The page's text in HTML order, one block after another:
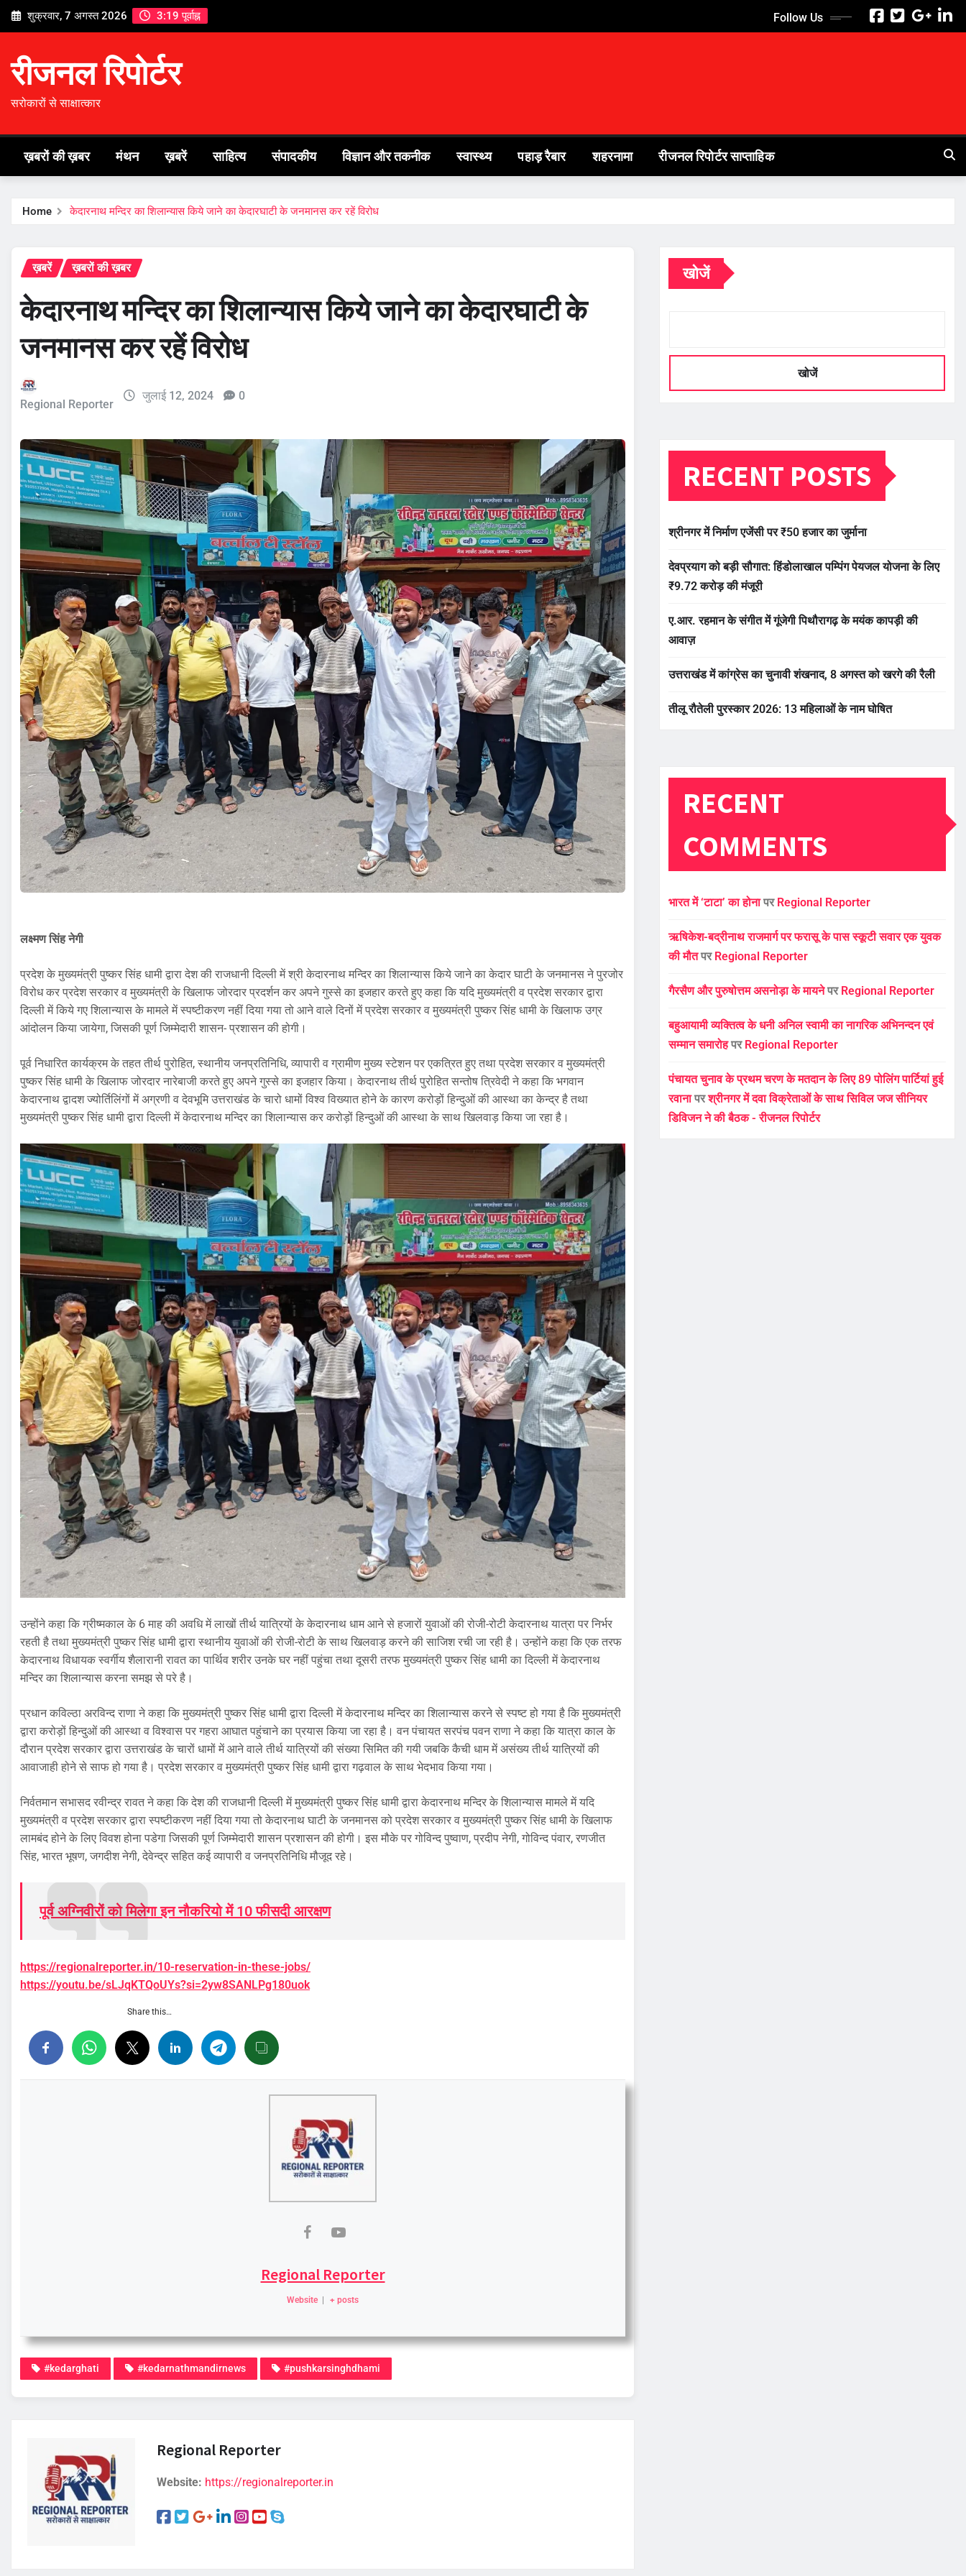
Skip
शुक्रवार, 7 अगस्त 2026 3:19 पूर्वाह्न Follow Us
रीजनल रिपोर्टर
सरोकारों से साक्षात्कार
ख़बरों की ख़बर मंथन ख़बरें साहित्य संपादकीय विज्ञान और तकनीक स्वास्थ्य पहाड़ रैबार शहरनामा रीजनल रिपोर्टर साप्ताहिक
Home केदारनाथ मन्दिर का शिलान्यास किये जाने का केदारघाटी के जनमानस कर रहें विरोध
ख़बरें ख़बरों की ख़बर
केदारनाथ मन्दिर का शिलान्यास किये जाने का केदारघाटी के
जनमानस कर रहें विरोध
Regional Reporter
जुलाई 12, 2024 0
लक्ष्मण सिंह नेगी
प्रदेश के मुख्यमंत्री पुष्कर सिंह धामी द्वारा देश की राजधानी दिल्ली में श्री केदारनाथ मन्दिर का शिलान्यास किये जाने का केदार घाटी के जनमानस ने पुरजोर
विरोध कर प्रदेश सरकार व मुख्यमंत्री के खिलाफ जोरदार प्रदर्शन कर अपने गुस्से का इजहार करते हुए कहा कि यदि मुख्यमंत्री व प्रदेश सरकार द्वारा
दिल्ली में किये गए शिलान्यास के मामले में स्पष्टीकरण नहीं दिया गया तो आने वाले दिनों में प्रदेश सरकार व मुख्यमंत्री पुष्कर सिंह धामी के खिलाफ उग्र
आंदोलन किया जायेगा, जिसकी पूर्ण जिम्मेदारी शासन- प्रशासन की होगी।
पूर्व निधारित कार्यक्रम के तहत तीर्थ पुरोहित, स्थानीय जनप्रतिनिधि, व्यापारी व ग्रामीण मुख्य स्टेशन पर एकत्रित हुए तथा प्रदेश सरकार व मुख्यमंत्री
पुष्कर सिंह धामी के खिलाफ जोरदार नारेबाजी करते हुए अपने गुस्से का इजहार किया। केदारनाथ तीर्थ पुरोहित सन्तोष त्रिवेदी ने कहा कि भगवान
केदारनाथ द्वादश ज्योर्तिलिंगों में अग्रणी व देवभूमि उत्तराखंड के चारो धामों विश्व विख्यात होने के कारण करोड़ों हिन्दुओं की आस्था का केन्द्र है तथा
मुख्यमंत्री पुष्कर सिंह धामी द्वारा दिल्ली में केदारनाथ मन्दिर का शिलान्यास कर करोड़ों हिन्दुओं की आस्था के साथ खिलवाड़ किया जा रहा है।
उन्होंने कहा कि ग्रीष्मकाल के 6 माह की अवधि में लाखों तीर्थ यात्रियों के केदारनाथ धाम आने से हजारों युवाओं की रोजी-रोटी केदारनाथ यात्रा पर निर्भर
रहती है तथा मुख्यमंत्री पुष्कर सिंह धामी द्वारा स्थानीय युवाओं की रोजी-रोटी के साथ खिलवाड़ करने की साजिश रची जा रही है। उन्होंने कहा कि एक तरफ
केदारनाथ विधायक स्वर्गीय शैलारानी रावत का पार्थिव शरीर उनके घर नहीं पहुंचा तथा दूसरी तरफ मुख्यमंत्री पुष्कर सिंह धामी का दिल्ली में केदारनाथ
मन्दिर का शिलान्यास करना समझ से परे है।
प्रधान कविल्ठा अरविन्द राणा ने कहा कि मुख्यमंत्री पुष्कर सिंह धामी द्वारा दिल्ली में केदारनाथ मन्दिर का शिलान्यास करने से स्पष्ट हो गया है कि मुख्यमंत्री
द्वारा करोड़ों हिन्दुओं की आस्था व विश्वास पर गहरा आघात पहुंचाने का प्रयास किया जा रहा है। वन पंचायत सरपंच पवन राणा ने कहा कि यात्रा काल के
दौरान प्रदेश सरकार द्वारा उत्तराखंड के चारों धामों में आने वाले तीर्थ यात्रियों की संख्या सिमित की गयी जबकि कैची धाम में असंख्य तीर्थ यात्रियों की
आवाजाही होने से साफ हो गया है। प्रदेश सरकार व मुख्यमंत्री पुष्कर सिंह धामी द्वारा गढ़वाल के साथ भेदभाव किया गया।
निर्वतमान सभासद रवीन्द्र रावत ने कहा कि देश की राजधानी दिल्ली में मुख्यमंत्री पुष्कर सिंह धामी द्वारा केदारनाथ मन्दिर के शिलान्यास मामले में यदि
मुख्यमंत्री व प्रदेश सरकार द्वारा स्पष्टीकरण नहीं दिया गया तो केदारनाथ घाटी के जनमानस को प्रदेश सरकार व मुख्यमंत्री पुष्कर सिंह धामी के खिलाफ
लामबंद होने के लिए विवश होना पडेगा जिसकी पूर्ण जिम्मेदारी शासन प्रशासन की होगी। इस मौके पर गोविन्द पुष्वाण, प्रदीप नेगी, गोविन्द पंवार, रणजीत
सिंह, भारत भूषण, जगदीश नेगी, देवेन्द्र सहित कई व्यापारी व जनप्रतिनिधि मौजूद रहे।
पूर्व अग्निवीरों को मिलेगा इन नौकरियो में 10 फीसदी आरक्षण
https://regionalreporter.in/10-reservation-in-these-jobs/
https://youtu.be/sLJqKTQoUYs?si=2yw8SANLPg180uok
Share this…
Regional Reporter
Website + posts
#kedarghati #kedarnathmandirnews #pushkarsinghdhami
Regional Reporter
Website: https://regionalreporter.in
खोजें
खोजें
RECENT POSTS
श्रीनगर में निर्माण एजेंसी पर ₹50 हजार का जुर्माना
देवप्रयाग को बड़ी सौगात: हिंडोलाखाल पम्पिंग पेयजल योजना के लिए
₹9.72 करोड़ की मंजूरी
ए.आर. रहमान के संगीत में गूंजेगी पिथौरागढ़ के मयंक कापड़ी की
आवाज़
उत्तराखंड में कांग्रेस का चुनावी शंखनाद, 8 अगस्त को खरगे की रैली
तीलू रौतेली पुरस्कार 2026: 13 महिलाओं के नाम घोषित
RECENT
COMMENTS
भारत में ‘टाटा’ का होनापर Regional Reporter
ऋषिकेश-बद्रीनाथ राजमार्ग पर फरासू के पास स्कूटी सवार एक युवक
की मौतपर Regional Reporter
गैरसैण और पुरुषोत्तम असनोड़ा के मायनेपर Regional Reporter
बहुआयामी व्यक्तित्व के धनी अनिल स्वामी का नागरिक अभिनन्दन एवं
सम्मान समारोहपर Regional Reporter
पंचायत चुनाव के प्रथम चरण के मतदान के लिए 89 पोलिंग पार्टियां हुई
रवानापरश्रीनगर में दवा विक्रेताओं के साथ सिविल जज सीनियर
डिविजन ने की बैठक - रीजनल रिपोर्टर